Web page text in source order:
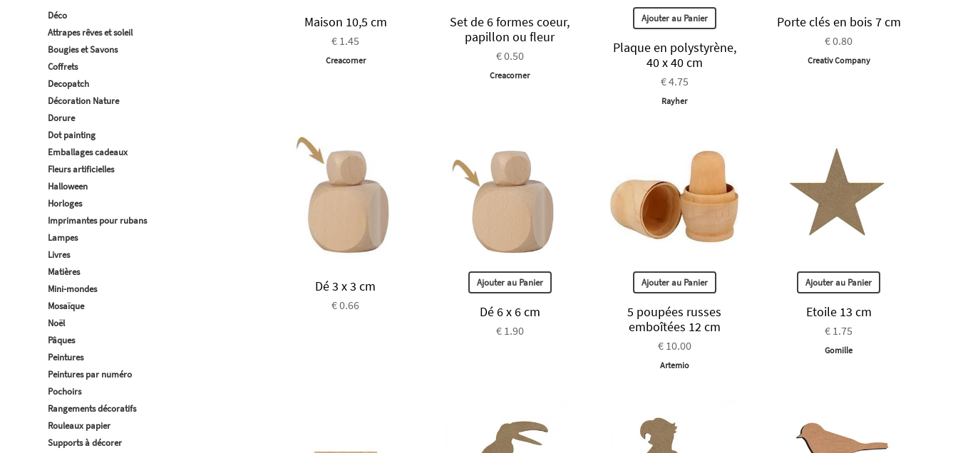
Maison 10,5 cm
€ 1.45
Creacorner
Set de 6 formes coeur,
papillon ou fleur
€ 0.50
Creacorner
Ajouter au Panier
Plaque en polystyrène,
40 x 40 cm
€ 4.75
Rayher
Porte clés en bois 7 cm
€ 0.80
Creativ Company
Dé 3 x 3 cm
€ 0.66
Ajouter au Panier
Dé 6 x 6 cm
€ 1.90
Ajouter au Panier
5 poupées russes
emboîtées 12 cm
€ 10.00
Artemio
Ajouter au Panier
Etoile 13 cm
€ 1.75
Gomille
Déco
Attrapes rêves et soleil
Bougies et Savons
Coffrets
Decopatch
Décoration Nature
Dorure
Dot painting
Emballages cadeaux
Fleurs artificielles
Halloween
Horloges
Imprimantes pour rubans
Lampes
Livres
Matières
Mini-mondes
Mosaïque
Noël
Pâques
Peintures
Peintures par numéro
Pochoirs
Rangements décoratifs
Rouleaux papier
Supports à décorer